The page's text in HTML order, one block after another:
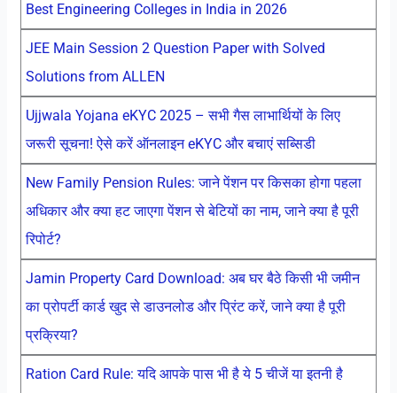
Best Engineering Colleges in India in 2026
JEE Main Session 2 Question Paper with Solved
Solutions from ALLEN
Ujjwala Yojana eKYC 2025 – सभी गैस लाभार्थियों के लिए
जरूरी सूचना! ऐसे करें ऑनलाइन eKYC और बचाएं सब्सिडी
New Family Pension Rules: जाने पेंशन पर किसका होगा पहला
अधिकार और क्या हट जाएगा पेंशन से बेटियों का नाम, जाने क्या है पूरी
रिपोर्ट?
Jamin Property Card Download: अब घर बैठे किसी भी जमीन
का प्रोपर्टी कार्ड खुद से डाउनलोड और प्रिंट करें, जाने क्या है पूरी
प्रक्रिया?
Ration Card Rule: यदि आपके पास भी है ये 5 चीजें या इतनी है